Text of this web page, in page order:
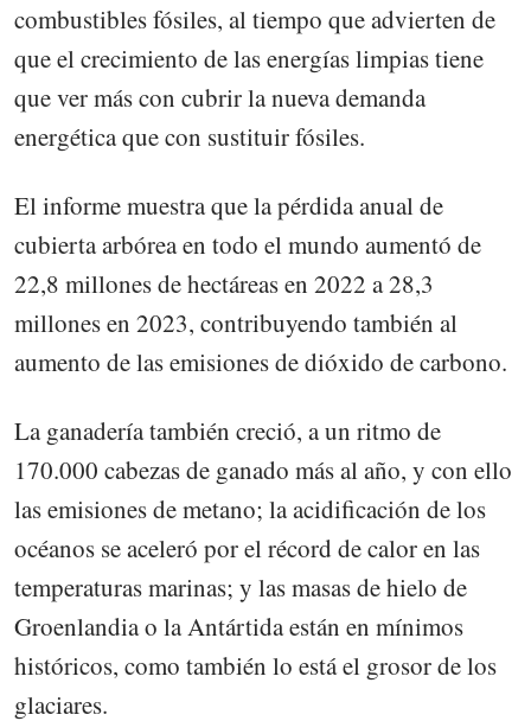
combustibles fósiles, al tiempo que advierten de
que el crecimiento de las energías limpias tiene
que ver más con cubrir la nueva demanda
energética que con sustituir fósiles.
El informe muestra que la pérdida anual de
cubierta arbórea en todo el mundo aumentó de
22,8 millones de hectáreas en 2022 a 28,3
millones en 2023, contribuyendo también al
aumento de las emisiones de dióxido de carbono.
La ganadería también creció, a un ritmo de
170.000 cabezas de ganado más al año, y con ello
las emisiones de metano; la acidificación de los
océanos se aceleró por el récord de calor en las
temperaturas marinas; y las masas de hielo de
Groenlandia o la Antártida están en mínimos
históricos, como también lo está el grosor de los
glaciares.